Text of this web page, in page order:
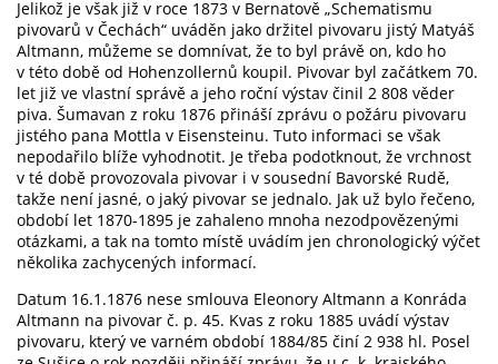
Jelikož je však již v roce 1873 v Bernatově „Schematismu
pivovarů v Čechách“ uváděn jako držitel pivovaru jistý Matyáš
Altmann, můžeme se domnívat, že to byl právě on, kdo ho
v této době od Hohenzollernů koupil. Pivovar byl začátkem 70.
let již ve vlastní správě a jeho roční výstav činil 2 808 věder
piva. Šumavan z roku 1876 přináší zprávu o požáru pivovaru
jistého pana Mottla v Eisensteinu. Tuto informaci se však
nepodařilo blíže vyhodnotit. Je třeba podotknout, že vrchnost
v té době provozovala pivovar i v sousední Bavorské Rudě,
takže není jasné, o jaký pivovar se jednalo. Jak už bylo řečeno,
období let 1870-1895 je zahaleno mnoha nezodpovězenými
otázkami, a tak na tomto místě uvádím jen chronologický výčet
několika zachycených informací.
Datum 16.1.1876 nese smlouva Eleonory Altmann a Konráda
Altmann na pivovar č. p. 45. Kvas z roku 1885 uvádí výstav
pivovaru, který ve varném období 1884/85 činí 2 938 hl. Posel